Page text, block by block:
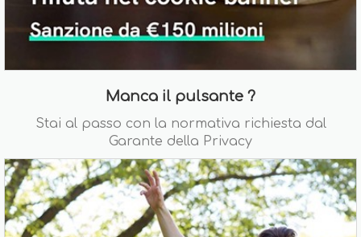
Manca il pulsante ?
Stai al passo con la normativa richiesta dal
Garante della Privacy